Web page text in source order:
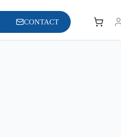
CONTACT